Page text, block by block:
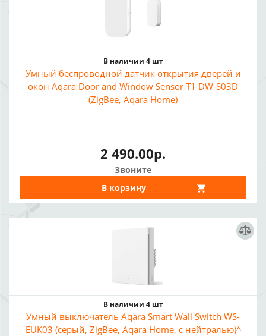
В наличии 4 шт
Умный беспроводной датчик открытия дверей и
окон Aqara Door and Window Sensor T1 DW-S03D
(ZigBee, Aqara Home)
2 490.00р.
Звоните
В корзину
В наличии 4 шт
Умный выключатель Aqara Smart Wall Switch WS-
EUK03 (серый, ZigBee, Aqara Home, с нейтралью)^